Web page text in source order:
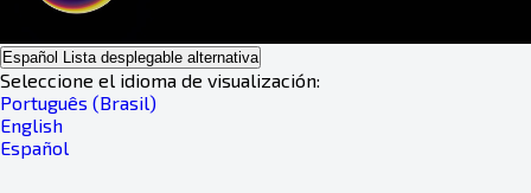
Español Lista desplegable alternativa
Seleccione el idioma de visualización:
Português (Brasil)
English
Español